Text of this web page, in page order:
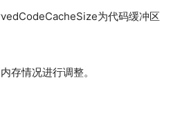
为代码缓冲区
存情况进行调整。